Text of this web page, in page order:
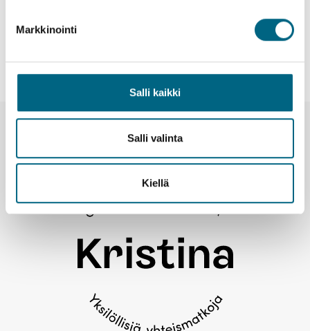
Markkinointi
Salli kaikki
Salli valinta
Kiellä
Vastuullisuusteko
Vastuullisuusohjeistus
Uutiset ja tiedotteet